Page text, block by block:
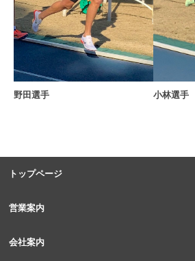
野田選手 小林選手
トップページ
営業案内
会社案内